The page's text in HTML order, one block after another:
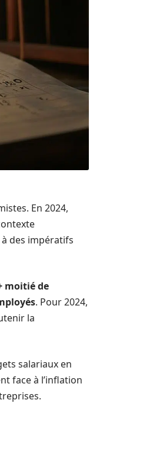
En 2024,
des impératifs
moitié de
. Pour 2024,
la
salariaux en
face à l’inflation